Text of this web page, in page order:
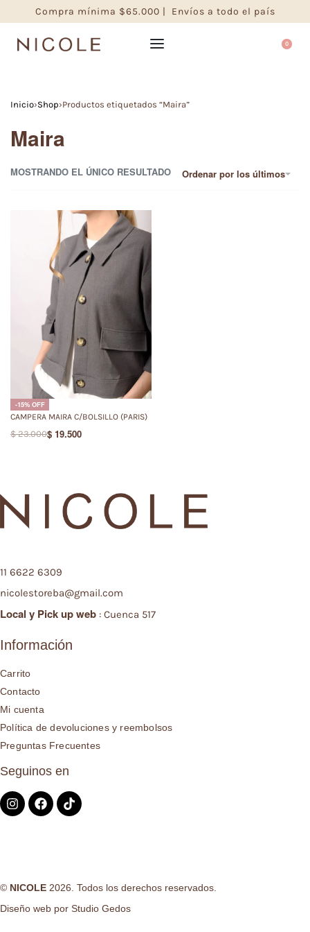
Compra mínima $65.000 | Envíos a todo el país
0
Inicio›Shop›Productos etiquetados “Maira”
Maira
MOSTRANDO EL ÚNICO RESULTADO Ordenar por los últimos
-15% OFF
CAMPERA MAIRA C/BOLSILLO (PARIS)
$23.000$ 19.500
11 6622 6309
nicolestoreba@gmail.com
Local y Pick up web : Cuenca 517
Información
Carrito
Contacto
Mi cuenta
Política de devoluciones y reembolsos
Preguntas Frecuentes
Seguinos en
© NICOLE 2026. Todos los derechos reservados.
Diseño web por Studio Gedos